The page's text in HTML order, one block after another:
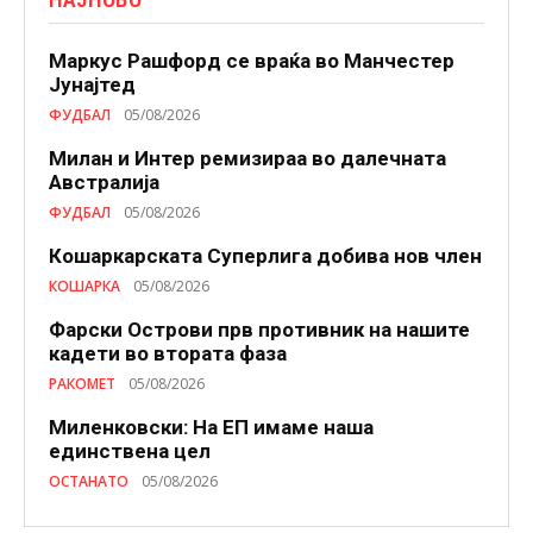
Маркус Рашфорд се враќа во Манчестер
Јунајтед
ФУДБАЛ 05/08/2026
Милан и Интер ремизираа во далечната
Австралија
ФУДБАЛ 05/08/2026
Кошаркарската Суперлига добива нов член
КОШАРКА 05/08/2026
Фарски Острови прв противник на нашите
кадети во втората фаза
РАКОМЕТ 05/08/2026
Миленковски: На ЕП имаме наша
единствена цел
ОСТАНАТО 05/08/2026